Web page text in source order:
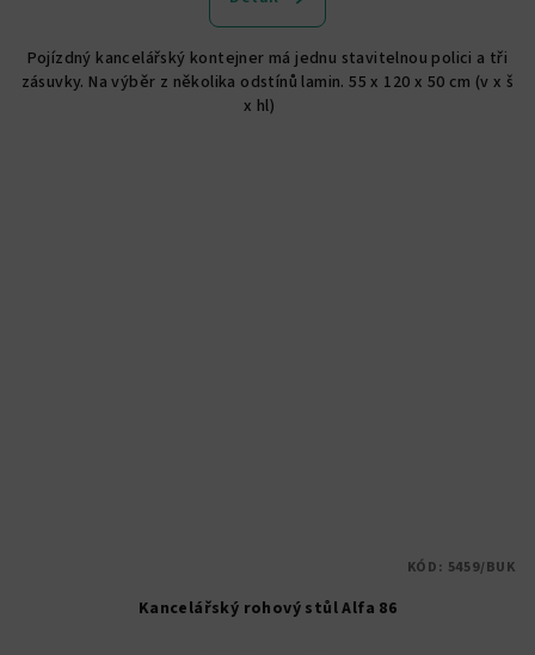
Pojízdný kancelářský kontejner má jednu stavitelnou polici a tři
zásuvky. Na výběr z několika odstínů lamin. 55 x 120 x 50 cm (v x š
x hl)
Kancelářský rohový stůl Alfa 86
KÓD: 5459/BUK